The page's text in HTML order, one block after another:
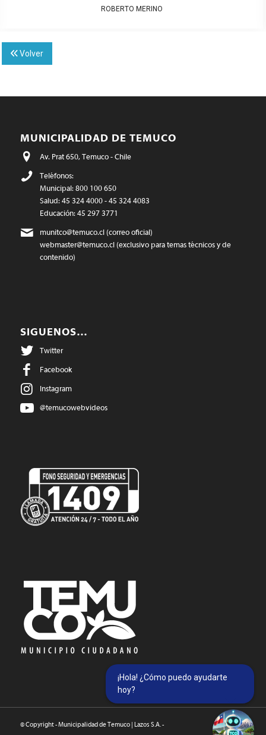
ROBERTO MERINO
Volver
MUNICIPALIDAD DE TEMUCO
Av. Prat 650, Temuco - Chile
Teléfonos:
Municipal: 800 100 650
Salud: 45 324 4000 - 45 324 4083
Educación: 45 297 3771
munitco@temuco.cl(correo oficial)
webmaster@temuco.cl(exclusivo para temas técnicos y de
contenido)
SIGUENOS…
Twitter
Facebook
Instagram
@temucowebvideos
© Copyright - Municipalidad de Temuco | Lazos S.A. -
¡Hola! ¿Cómo puedo ayudarte
hoy?